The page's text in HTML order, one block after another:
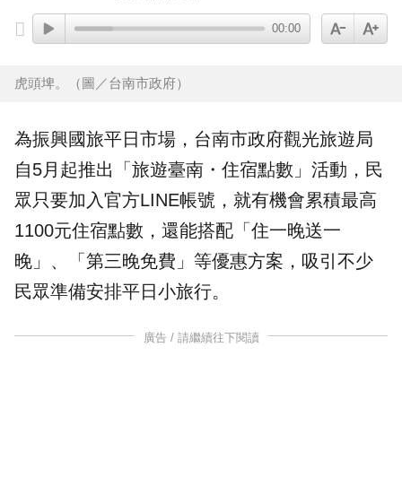
00:00
虎頭埤。（圖／台南市政府）
為振興國旅平日市場， 台南市政府觀光旅遊局
自5月起推出「旅遊臺南・ 住宿點數」活動，民
眾只要加入官方LINE帳號，就有機會累積最高
1100元住宿點數，還能搭配「住一晚送一
晚」、「第三晚免費」等優惠方案，吸引不少
民眾準備安排平日小旅行。
廣告 / 請繼續往下閱讀